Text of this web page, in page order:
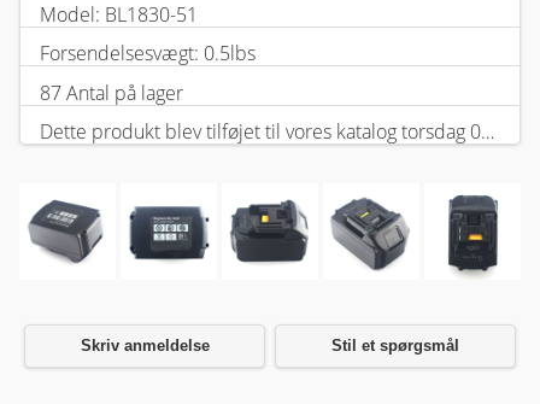
Model: BL1830-51
Forsendelsesvægt: 0.5lbs
87 Antal på lager
Dette produkt blev tilføjet til vores katalog torsdag 05 februar, 2026.
Skriv anmeldelse Stil et spørgsmål